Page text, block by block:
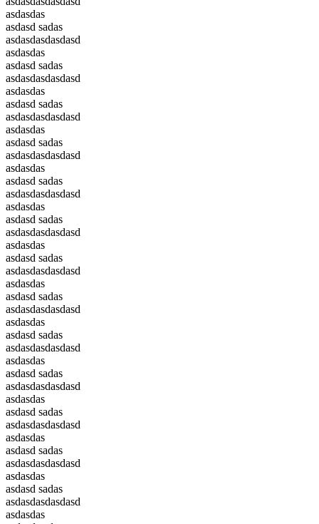
asdasdas
asdasd sadas
asdasdasdasdasd
asdasdas
asdasd sadas
asdasdasdasdasd
asdasdas
asdasd sadas
asdasdasdasdasd
asdasdas
asdasd sadas
asdasdasdasdasd
asdasdas
asdasd sadas
asdasdasdasdasd
asdasdas
asdasd sadas
asdasdasdasdasd
asdasdas
asdasd sadas
asdasdasdasdasd
asdasdas
asdasd sadas
asdasdasdasdasd
asdasdas
asdasd sadas
asdasdasdasdasd
asdasdas
asdasd sadas
asdasdasdasdasd
asdasdas
asdasd sadas
asdasdasdasdasd
asdasdas
asdasd sadas
asdasdasdasdasd
asdasdas
asdasd sadas
asdasdasdasdasd
asdasdas